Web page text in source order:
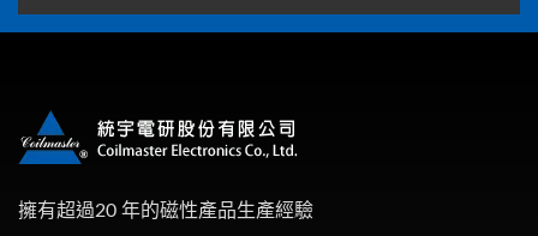
擁有超過20 年的磁性產品生產經驗